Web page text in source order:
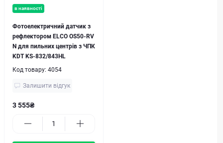
в наявності
Фотоелектричний датчик з
рефлектором ELCO OS50-RV
N для пильних центрів з ЧПК
KDT KS-832/843HL
Код товару: 4054
Залишити відгук
3 555₴